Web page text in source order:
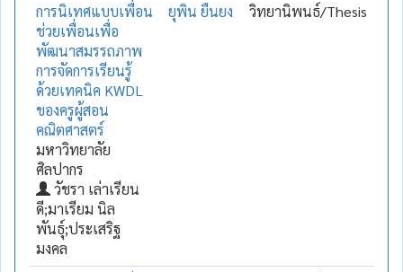
การนิเทศแบบเพื่อน
ช่วยเพื่อนเพื่อ
พัฒนาสมรรถภาพ
การจัดการเรียนรู้
ด้วยเทคนิค KWDL
ของครูผู้สอน
คณิตศาสตร์
มหาวิทยาลัย
ศิลปากร
วัชรา เล่าเรียน
ดี;มาเรียม นิล
พันธุ์;ประเสริฐ
มงคล
ยุพิน ยืนยง วิทยานิพนธ์/Thesis